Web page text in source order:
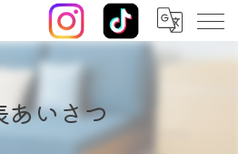
あいさつ